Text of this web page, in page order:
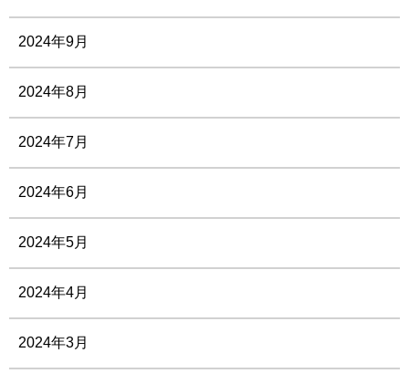
2024年9月
2024年8月
2024年7月
2024年6月
2024年5月
2024年4月
2024年3月